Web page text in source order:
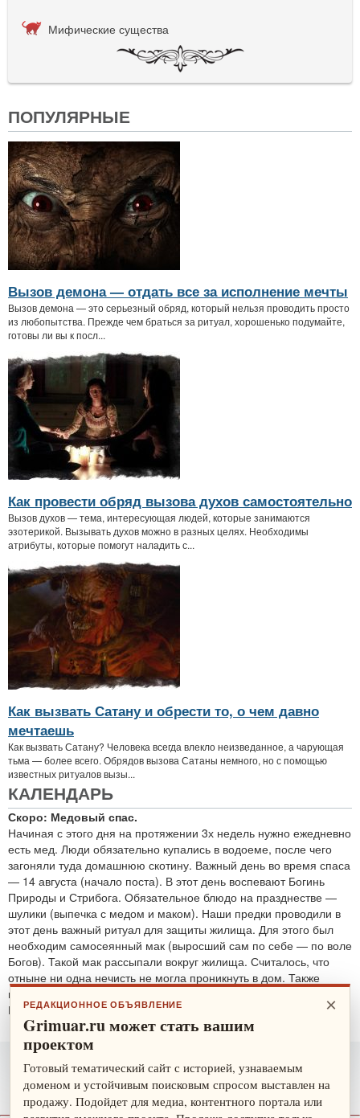
Мифические существа
ПОПУЛЯРНЫЕ
Вызов демона — отдать все за исполнение мечты
Вызов демона — это серьезный обряд, который нельзя проводить просто
из любопытства. Прежде чем браться за ритуал, хорошенько подумайте,
готовы ли вы к посл...
Как провести обряд вызова духов самостоятельно
Вызов духов — тема, интересующая людей, которые занимаются
эзотерикой. Вызывать духов можно в разных целях. Необходимы
атрибуты, которые помогут наладить с...
Как вызвать Сатану и обрести то, о чем давно
мечтаешь
Как вызвать Сатану? Человека всегда влекло неизведанное, а чарующая
тьма — более всего. Обрядов вызова Сатаны немного, но с помощью
известных ритуалов вызы...
КАЛЕНДАРЬ
Скоро: Медовый спас.
Начиная с этого дня на протяжении 3х недель нужно ежедневно
есть мед. Люди обязательно купались в водоеме, после чего
загоняли туда домашнюю скотину. Важный день во время спаса
— 14 августа (начало поста). В этот день воспевают Богинь
Природы и Стрибога. Обязательное блюдо на празднестве —
шулики (выпечка с медом и маком). Наши предки проводили в
этот день важный ритуал для защиты жилища. Для этого был
необходим самосеянный мак (выросший сам по себе — по воле
Богов). Такой мак рассыпали вокруг жилища. Считалось, что
отныне ни одна нечисть не могла проникнуть в дом. Также
проводятся обряды для защиты от злобных духов.
По теме:защитные ритуалы ×
РЕДАКЦИОННОЕ ОБЪЯВЛЕНИЕ
Grimuar.ru может стать вашим
проектом
Готовый тематический сайт с историей, узнаваемым
доменом и устойчивым поисковым спросом выставлен на
продажу. Подойдет для медиа, контентного портала или